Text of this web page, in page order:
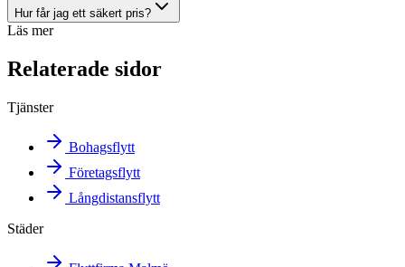
Hur får jag ett säkert pris?
Läs mer
Relaterade sidor
Tjänster
Bohagsflytt
Företagsflytt
Långdistansflytt
Städer